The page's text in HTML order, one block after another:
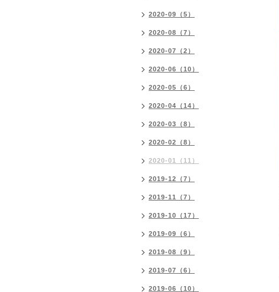
2020-09（5）
2020-08（7）
2020-07（2）
2020-06（10）
2020-05（6）
2020-04（14）
2020-03（8）
2020-02（8）
2020-01（11）
2019-12（7）
2019-11（7）
2019-10（17）
2019-09（6）
2019-08（9）
2019-07（6）
2019-06（10）